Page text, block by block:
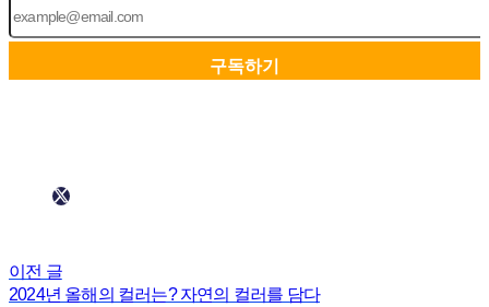
이전 글
2024년 올해의 컬러는? 자연의 컬러를 담다